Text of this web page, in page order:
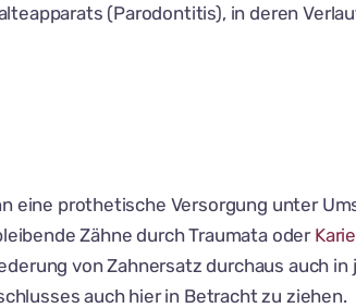
(Parodontitis), in deren
eine prothetische Versorgung unter
Zähne durch Traumata oder
von Zahnersatz durchaus auch
auch hier in Betracht zu ziehen.